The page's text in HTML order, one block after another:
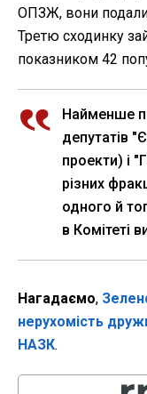
ОПЗЖ, вони подали
Третю сходинку
показником 42
Найменше
депутатів
проекти) і
різних
одного й
в Комітеті
Нагадаємо,
нерухомість
НАЗК.